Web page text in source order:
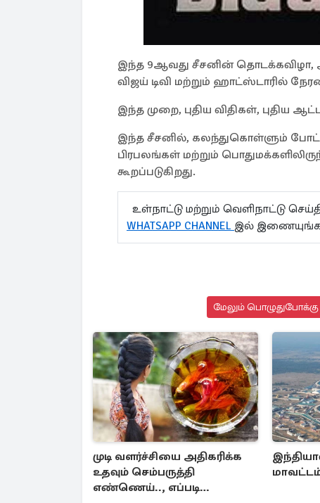
இந்த 9ஆவது சீசனின் தொடக்கவிழா,
விஜய் டிவி மற்றும் ஹாட்ஸ்டாரில்
இந்த முறை, புதிய விதிகள், புதிய
இந்த சீசனில், கலந்துகொள்ளும்
பிரபலங்கள் மற்றும்
கூறப்படுகிறது.
உள்நாட்டு மற்றும் வெளிநாட்டு
WHATSAPP CHANNEL இல்
மேலும்
முடி வளர்ச்சியை அதிகரிக்க
உதவும் செம்பருத்தி
எண்ணெய்.., எப்படி